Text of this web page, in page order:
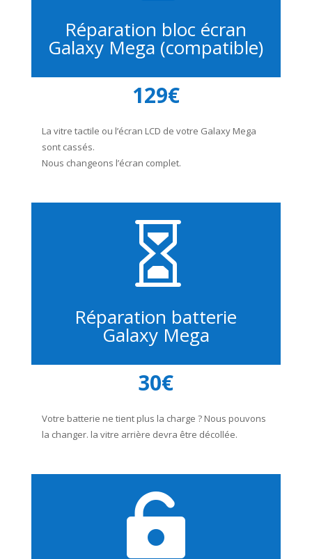
Réparation bloc écran
Galaxy Mega (compatible)
129€
La vitre tactile ou l’écran LCD de votre Galaxy Mega
sont cassés.
Nous changeons l’écran complet.

Réparation batterie
Galaxy Mega
30€
Votre batterie ne tient plus la charge ? Nous pouvons
la changer. la vitre arrière devra être décollée.
